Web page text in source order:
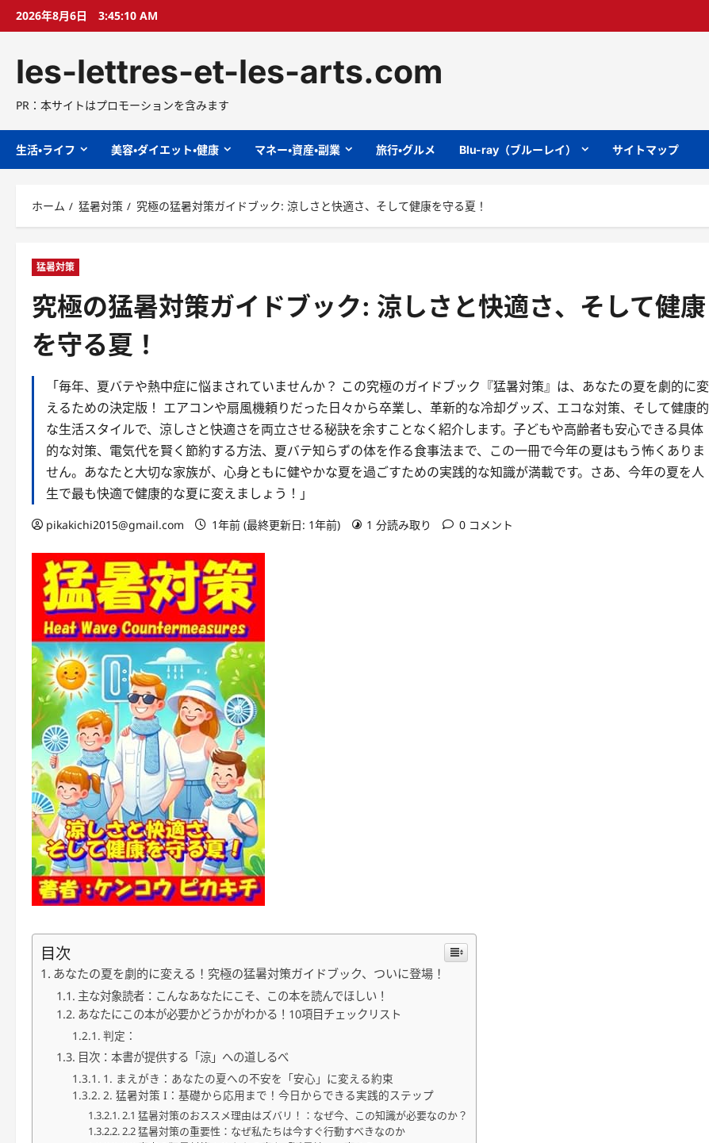
プ
2026年8月6日 3:45:11 AM
les-lettres-et-les-arts.com
PR：本サイトはプロモーションを含みます
生活・ライフ 美容・ダイエット・健康 マネー・資産・副業 旅行・グルメ Blu-ray（ブルーレイ） サイトマップ
ホーム 猛暑対策 究極の猛暑対策ガイドブック: 涼しさと快適さ、そして健康を守る夏！
猛暑対策
究極の猛暑対策ガイドブック: 涼しさと快適さ、そして健康
を守る夏！
「毎年、夏バテや熱中症に悩まされていませんか？ この究極のガイドブック『猛暑対策』は、あなたの夏を劇的に変
えるための決定版！ エアコンや扇風機頼りだった日々から卒業し、革新的な冷却グッズ、エコな対策、そして健康的
な生活スタイルで、涼しさと快適さを両立させる秘訣を余すことなく紹介します。子どもや高齢者も安心できる具体
的な対策、電気代を賢く節約する方法、夏バテ知らずの体を作る食事法まで、この一冊で今年の夏はもう怖くありま
せん。あなたと大切な家族が、心身ともに健やかな夏を過ごすための実践的な知識が満載です。さあ、今年の夏を人
生で最も快適で健康的な夏に変えましょう！」
pikakichi2015@gmail.com 1年前 (最終更新日: 1年前) 1 分読み取り 0 コメント
目次
あなたの夏を劇的に変える！究極の猛暑対策ガイドブック、ついに登場！
主な対象読者：こんなあなたにこそ、この本を読んでほしい！
あなたにこの本が必要かどうかがわかる！10項目チェックリスト
判定：
目次：本書が提供する「涼」への道しるべ
1. まえがき：あなたの夏への不安を「安心」に変える約束
2. 猛暑対策 I：基礎から応用まで！今日からできる実践的ステップ
2.1 猛暑対策のおススメ理由はズバリ！：なぜ今、この知識が必要なのか？
2.2 猛暑対策の重要性：なぜ私たちは今すぐ行動すべきなのか